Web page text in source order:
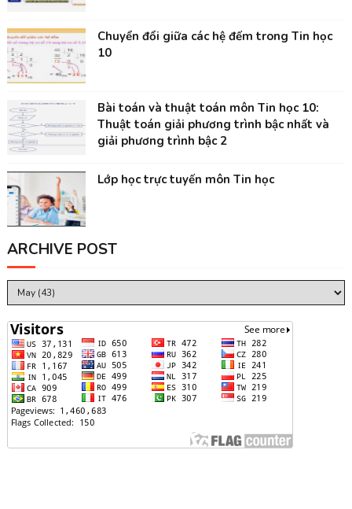
Chuyển đổi giữa các hệ đếm trong Tin học
10
Bài toán và thuật toán môn Tin học 10:
Thuật toán giải phương trình bậc nhất và
giải phương trình bậc 2
Lớp học trực tuyến môn Tin học
ARCHIVE POST